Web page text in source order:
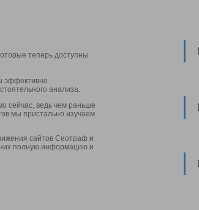
теперь доступны
эффективно
анализа.
сейчас, ведь чем раньше
мы пристально изучаем
сайтов Сеотраф и
них полную информацию и